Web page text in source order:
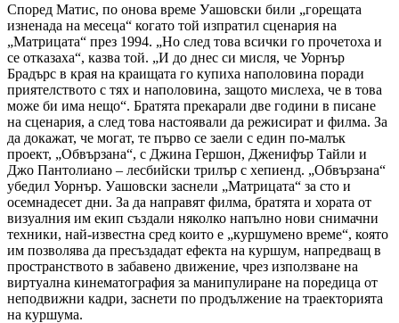
Според Матис, по онова време Уашовски били „горещата
изненада на месеца“ когато той изпратил сценария на
„Матрицата“ през 1994. „Но след това всички го прочетоха и
се отказаха“, казва той. „И до днес си мисля, че Уорнър
Брадърс в края на краищата го купиха наполовина поради
приятелството с тях и наполовина, защото мислеха, че в това
може би има нещо“. Братята прекарали две години в писане
на сценария, а след това настоявали да режисират и филма. За
да докажат, че могат, те първо се заели с един по-малък
проект, „Обвързана“, с Джина Гершон, Дженифър Тайли и
Джо Пантолиано – лесбийски трилър с хепиенд. „Обвързана“
убедил Уорнър. Уашовски заснели „Матрицата“ за сто и
осемнадесет дни. За да направят филма, братята и хората от
визуалния им екип създали няколко напълно нови снимачни
техники, най-известна сред които е „куршумено време“, която
им позволява да пресъздадат ефекта на куршум, напредващ в
пространството в забавено движение, чрез използване на
виртуална кинематография за манипулиране на поредица от
неподвижни кадри, заснети по продължение на траекторията
на куршума.